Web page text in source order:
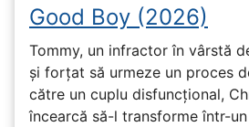
Good Boy (2026)
Tommy, un infractor în vârstă
și forțat să urmeze un proces
către un cuplu disfuncțional,
încearcă să-l transforme într-un